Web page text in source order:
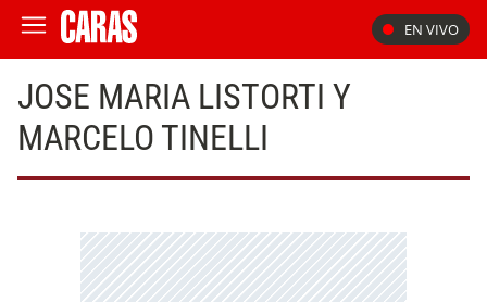
EN VIVO
JOSE MARIA LISTORTI Y
MARCELO TINELLI